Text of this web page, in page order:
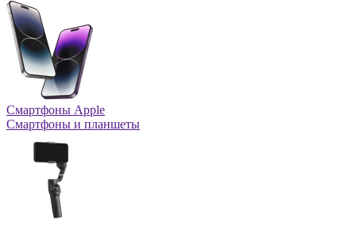
Смартфоны Apple
Смартфоны и планшеты